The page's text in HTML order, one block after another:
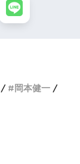
岡本健一